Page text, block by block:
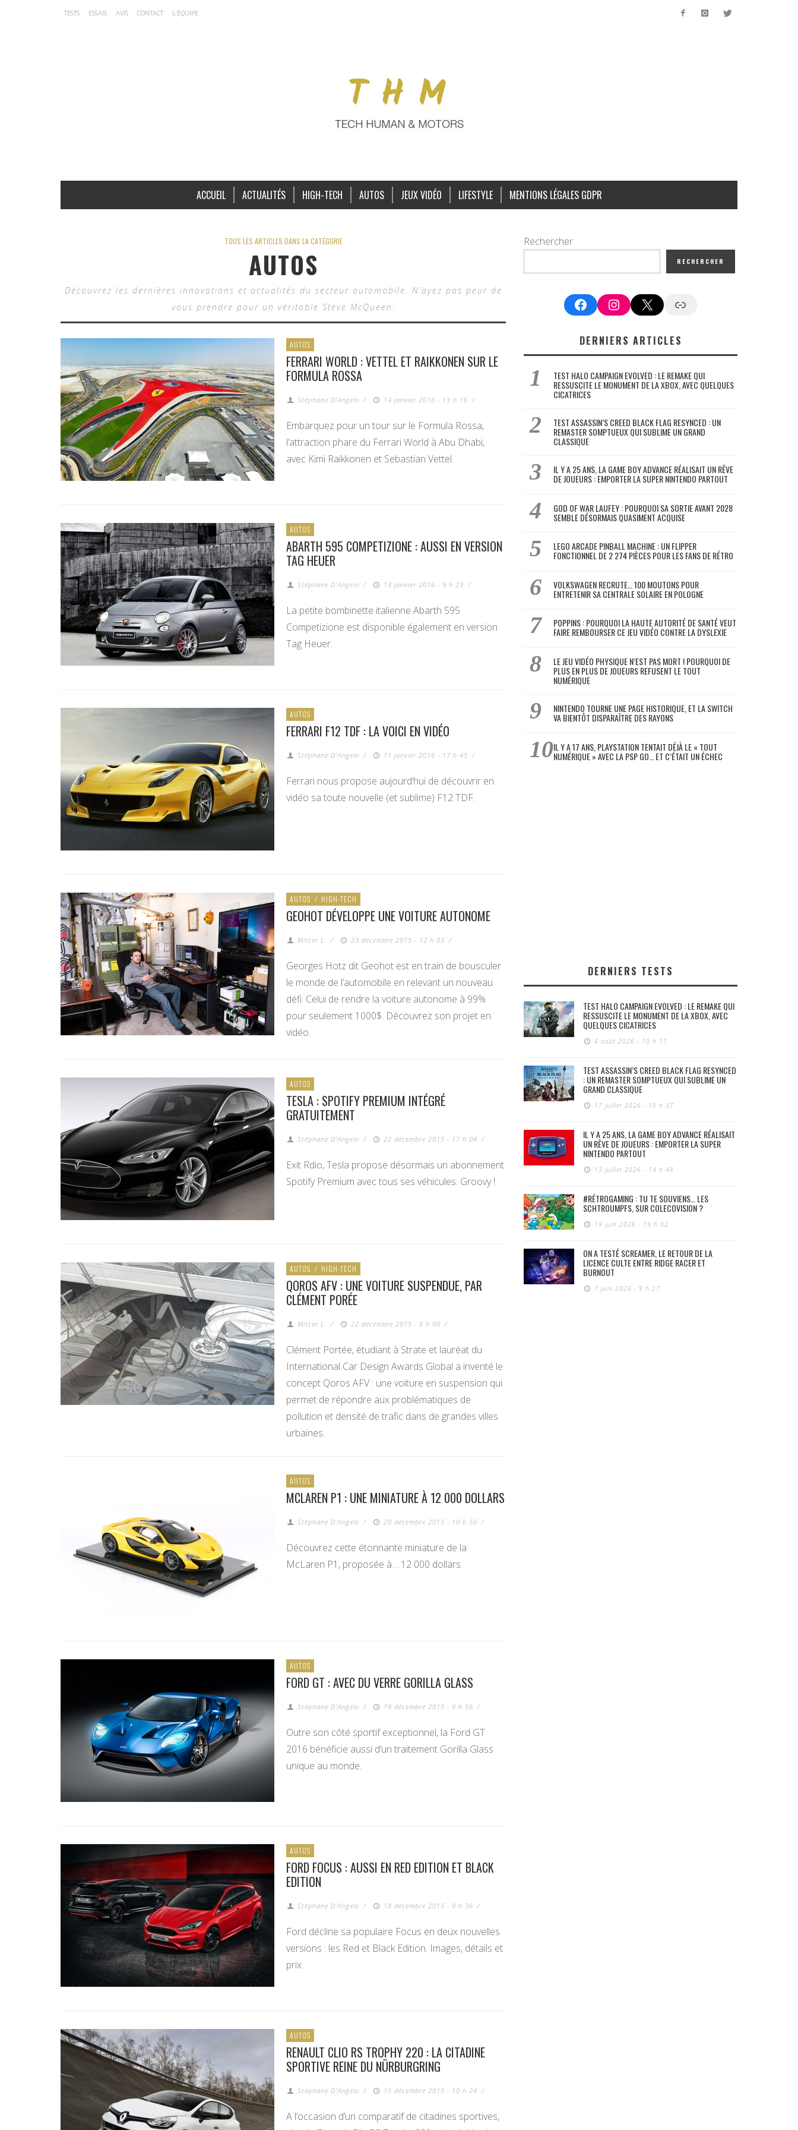
TESTS ESSAIS AVIS CONTACT L’ÉQUIPE
ACCUEIL ACTUALITÉS HIGH-TECH AUTOS JEUX VIDÉO LIFESTYLE MENTIONS LÉGALES GDPR
TOUS LES ARTICLES DANS LA CATÉGORIE
AUTOS
Découvrez les dernières innovations et actualités du secteur automobile. N’ayez pas peur de
vous prendre pour un véritable Steve McQueen.
AUTOS
FERRARI WORLD : VETTEL ET RAIKKONEN SUR LE
FORMULA ROSSA
Stéphane D'Angelo / 14 janvier 2016 - 13 h 16 /
Embarquez pour un tour sur le Formula Rossa,
l’attraction phare du Ferrari World à Abu Dhabi,
avec Kimi Raikkonen et Sebastian Vettel.
AUTOS
ABARTH 595 COMPETIZIONE : AUSSI EN VERSION
TAG HEUER
Stéphane D'Angelo / 13 janvier 2016 - 9 h 23 /
La petite bombinette italienne Abarth 595
Competizione est disponible également en version
Tag Heuer.
AUTOS
FERRARI F12 TDF : LA VOICI EN VIDÉO
Stéphane D'Angelo / 11 janvier 2016 - 17 h 45 /
Ferrari nous propose aujourd’hui de découvrir en
vidéo sa toute nouvelle (et sublime) F12 TDF.
AUTOS / HIGH-TECH
GEOHOT DÉVELOPPE UNE VOITURE AUTONOME
Mister L. / 23 décembre 2015 - 12 h 03 /
Georges Hotz dit Geohot est en train de bousculer
le monde de l’automobile en relevant un nouveau
défi. Celui de rendre la voiture autonome à 99%
pour seulement 1000$. Découvrez son projet en
vidéo.
AUTOS
TESLA : SPOTIFY PREMIUM INTÉGRÉ
GRATUITEMENT
Stéphane D'Angelo / 22 décembre 2015 - 17 h 04 /
Exit Rdio, Tesla propose désormais un abonnement
Spotify Premium avec tous ses véhicules. Groovy !
AUTOS / HIGH-TECH
QOROS AFV : UNE VOITURE SUSPENDUE, PAR
CLÉMENT PORÉE
Mister L. / 22 décembre 2015 - 8 h 00 /
Clément Portée, étudiant à Strate et lauréat du
International Car Design Awards Global a inventé le
concept Qoros AFV : une voiture en suspension qui
permet de répondre aux problématiques de
pollution et densité de trafic dans de grandes villes
urbaines.
AUTOS
MCLAREN P1 : UNE MINIATURE À 12 000 DOLLARS
Stéphane D'Angelo / 20 décembre 2015 - 10 h 50 /
Découvrez cette étonnante miniature de la
McLaren P1, proposée à… 12 000 dollars.
AUTOS
FORD GT : AVEC DU VERRE GORILLA GLASS
Stéphane D'Angelo / 19 décembre 2015 - 9 h 56 /
Outre son côté sportif exceptionnel, la Ford GT
2016 bénéficie aussi d’un traitement Gorilla Glass
unique au monde.
AUTOS
FORD FOCUS : AUSSI EN RED EDITION ET BLACK
EDITION
Stéphane D'Angelo / 18 décembre 2015 - 9 h 36 /
Ford décline sa populaire Focus en deux nouvelles
versions : les Red et Black Edition. Images, détails et
prix.
AUTOS
RENAULT CLIO RS TROPHY 220 : LA CITADINE
SPORTIVE REINE DU NÜRBURGRING
Stéphane D'Angelo / 15 décembre 2015 - 10 h 24 /
A l’occasion d’un comparatif de citadines sportives,
Rechercher
RECHERCHER
FacebookInstagram
X Google News
DERNIERS ARTICLES
TEST HALO CAMPAIGN EVOLVED : LE REMAKE QUI
RESSUSCITE LE MONUMENT DE LA XBOX, AVEC QUELQUES
CICATRICES
TEST ASSASSIN’S CREED BLACK FLAG RESYNCED : UN
REMASTER SOMPTUEUX QUI SUBLIME UN GRAND
CLASSIQUE
IL Y A 25 ANS, LA GAME BOY ADVANCE RÉALISAIT UN RÊVE
DE JOUEURS : EMPORTER LA SUPER NINTENDO PARTOUT
GOD OF WAR LAUFEY : POURQUOI SA SORTIE AVANT 2028
SEMBLE DÉSORMAIS QUASIMENT ACQUISE
LEGO ARCADE PINBALL MACHINE : UN FLIPPER
FONCTIONNEL DE 2 274 PIÈCES POUR LES FANS DE RÉTRO
VOLKSWAGEN RECRUTE… 100 MOUTONS POUR
ENTRETENIR SA CENTRALE SOLAIRE EN POLOGNE
POPPINS : POURQUOI LA HAUTE AUTORITÉ DE SANTÉ VEUT
FAIRE REMBOURSER CE JEU VIDÉO CONTRE LA DYSLEXIE
LE JEU VIDÉO PHYSIQUE N’EST PAS MORT ! POURQUOI DE
PLUS EN PLUS DE JOUEURS REFUSENT LE TOUT
NUMÉRIQUE
NINTENDO TOURNE UNE PAGE HISTORIQUE, ET LA SWITCH
VA BIENTÔT DISPARAÎTRE DES RAYONS
IL Y A 17 ANS, PLAYSTATION TENTAIT DÉJÀ LE « TOUT
NUMÉRIQUE » AVEC LA PSP GO… ET C’ÉTAIT UN ÉCHEC
DERNIERS TESTS
TEST HALO CAMPAIGN EVOLVED : LE REMAKE QUI
RESSUSCITE LE MONUMENT DE LA XBOX, AVEC
QUELQUES CICATRICES
4 août 2026 - 10 h 17
TEST ASSASSIN’S CREED BLACK FLAG RESYNCED
: UN REMASTER SOMPTUEUX QUI SUBLIME UN
GRAND CLASSIQUE
17 juillet 2026 - 10 h 37
IL Y A 25 ANS, LA GAME BOY ADVANCE RÉALISAIT
UN RÊVE DE JOUEURS : EMPORTER LA SUPER
NINTENDO PARTOUT
13 juillet 2026 - 14 h 48
#RÉTROGAMING : TU TE SOUVIENS… LES
SCHTROUMPFS, SUR COLECOVISION ?
19 juin 2026 - 19 h 02
ON A TESTÉ SCREAMER, LE RETOUR DE LA
LICENCE CULTE ENTRE RIDGE RACER ET
BURNOUT
7 juin 2026 - 9 h 27